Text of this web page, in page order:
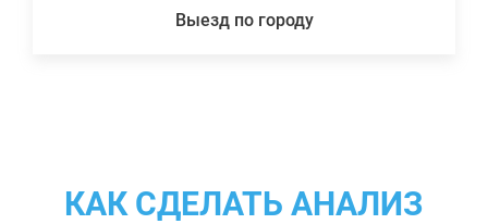
Выезд по городу
КАК СДЕЛАТЬ АНАЛИЗ